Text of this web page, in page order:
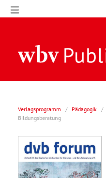
Verlagsprogramm / Pädagogik /
Bildungsberatung